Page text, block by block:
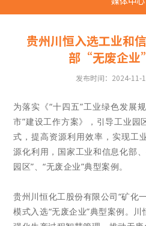
贵州川恒入选工业和
部“无废企业
发布时间：2024-11-
为落实《“十四五”工业绿色发展
市”建设工作方案》，引导工业园
式，提高资源利用效率，实现工
源化利用，国家工业和信息化部
园区”、“无废企业”典型案例。
贵州川恒化工股份有限公司“矿化
模式入选“无废企业”典型案例。川